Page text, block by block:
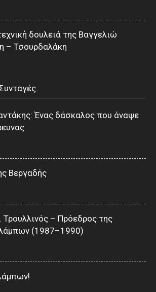
δουλειά της Βαγγελιώ
– Τσουρδαλάκη
Ένας δάσκαλος που άναψε
Βεργαδής
– Πρόεδρος της
(1987–1990)